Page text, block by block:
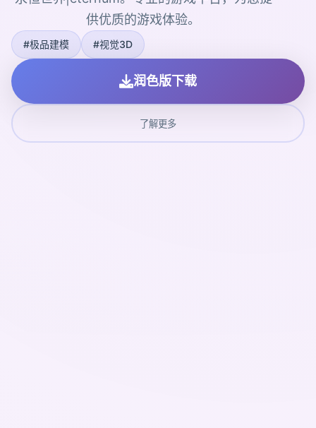
供优质的游戏体验。
#极品建模 #视觉3D
润色版下载
了解更多